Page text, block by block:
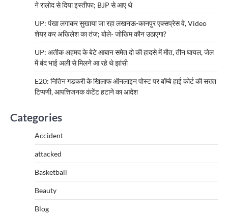
ने रालोद से दिया इस्तीफा; BJP से आए थे
UP: पंखा लगाकर सुखाया जा रहा लखनऊ-कानपुर एक्सप्रेस वे, Video
शेयर कर अखिलेश का तंज; बोले- जोखिम कौन उठाएगा?
UP: अतीक अहमद के बेटे आबान समेत दो की हादसे में मौत, तीन घायल, जेल
में बंद भाई अली से मिलने आ रहे थे झांसी
E20: नितिन गडकरी के खिलाफ ऑनलाइन पोस्ट पर बॉम्बे हाई कोर्ट की सख्त
टिप्पणी, आपत्तिजनक कंटेंट हटाने का आदेश
Categories
Accident
attacked
Basketball
Beauty
Blog